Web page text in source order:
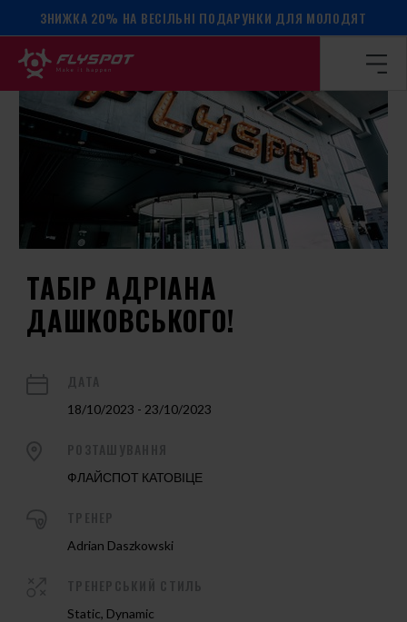
ЗНИЖКА 20% НА ВЕСІЛЬНІ ПОДАРУНКИ ДЛЯ МОЛОДЯТ
Головна сторінка / Календар подій / Табір Адріана
ТАБІР АДРІАНА
ДАШКОВСЬКОГО!
18/10/2023 - 23/10/2023
ФЛАЙСПОТ КАТОВІЦЕ
Adrian Daszkowski
Static, Dynamic